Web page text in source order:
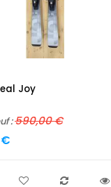
Joy
:590,00 €